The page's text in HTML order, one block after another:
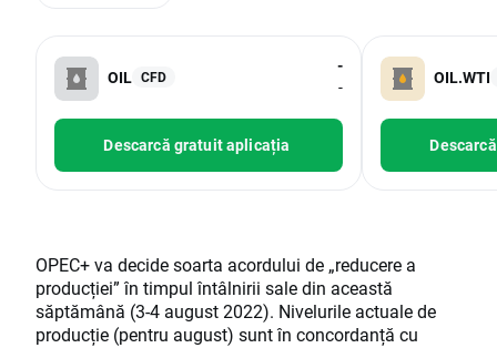
OIL CFD
-
-
Descarcă gratuit aplicația
OIL.WTI
OPEC+ va decide soarta acordului de „reducere a
producției” în timpul întâlnirii sale din această
săptămână (3-4 august 2022). Nivelurile actuale de
producție (pentru august) sunt în concordanță cu